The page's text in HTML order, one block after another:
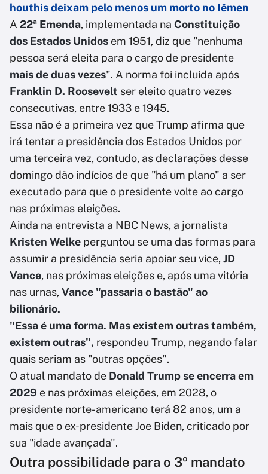
houthis deixam pelo menos um morto no Iêmen
A 22ª Emenda, implementada na Constituição
dos Estados Unidos em 1951, diz que "nenhuma
pessoa será eleita para o cargo de presidente
mais de duas vezes". A norma foi incluída após
Franklin D. Roosevelt ser eleito quatro vezes
consecutivas, entre 1933 e 1945.
Essa não é a primeira vez que Trump afirma que
irá tentar a presidência dos Estados Unidos por
uma terceira vez, contudo, as declarações desse
domingo dão indícios de que "há um plano" a ser
executado para que o presidente volte ao cargo
nas próximas eleições.
Ainda na entrevista a NBC News, a jornalista
Kristen Welke perguntou se uma das formas para
assumir a presidência seria apoiar seu vice, JD
Vance, nas próximas eleições e, após uma vitória
nas urnas, Vance "passaria o bastão" ao
bilionário.
"Essa é uma forma. Mas existem outras também,
existem outras", respondeu Trump, negando falar
quais seriam as "outras opções".
O atual mandato de Donald Trump se encerra em
2029 e nas próximas eleições, em 2028, o
presidente norte-americano terá 82 anos, um a
mais que o ex-presidente Joe Biden, criticado por
sua "idade avançada".
Outra possibilidade para o 3º mandato